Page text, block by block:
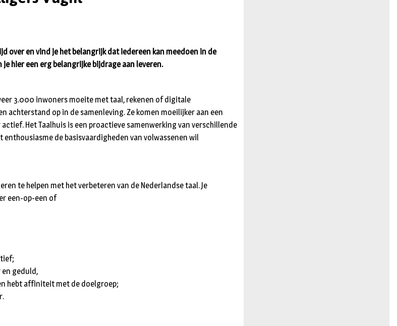
over en vind je het belangrijk dat iedereen kan meedoen in de
hier een erg belangrijke bijdrage aan leveren.
3.000 inwoners moeite met taal, rekenen of digitale
achterstand op in de samenleving. Ze komen moeilijker aan een
Het Taalhuis is een proactieve samenwerking van verschillende
de basisvaardigheden van volwassenen wil
te helpen met het verbeteren van de Nederlandse taal. Je
een-op-een of
en geduld,
hebt affiniteit met de doelgroep;